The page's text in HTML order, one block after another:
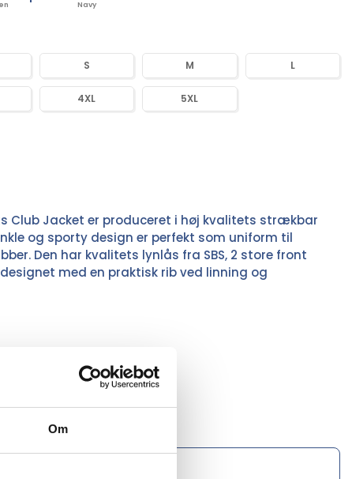
Om
Navy
S M L
4XL 5XL
Club Jacket er produceret i høj kvalitets strækbar
og sporty design er perfekt som uniform til
Den har kvalitets lynlås fra SBS, 2 store front
med en praktisk rib ved linning og